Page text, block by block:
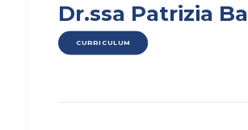
Dr.ssa Patrizia Ba
CURRICULUM